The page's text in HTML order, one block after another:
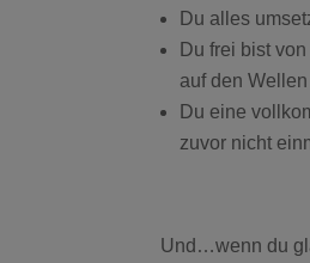
Du alles
Du frei bist
auf den
Du eine
zuvor nicht
Und…wenn du